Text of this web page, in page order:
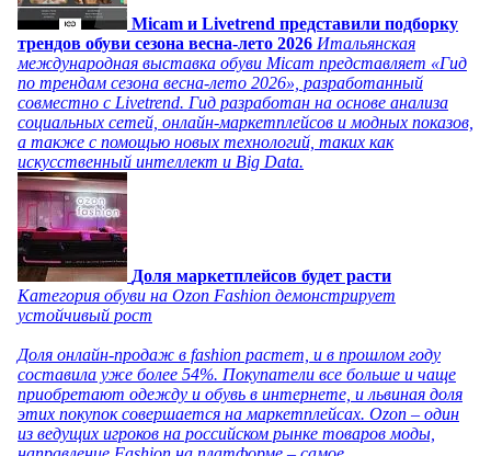
Micam и Livetrend представили подборку
трендов обуви сезона весна-лето 2026 Итальянская
международная выставка обуви Micam представляет «Гид
по трендам сезона весна-лето 2026», разработанный
совместно с Livetrend. Гид разработан на основе анализа
социальных сетей, онлайн-маркетплейсов и модных показов,
а также с помощью новых технологий, таких как
искусственный интеллект и Big Data.
Доля маркетплейсов будет расти
Категория обуви на Ozon Fashion демонстрирует
устойчивый рост
Доля онлайн-продаж в fashion растет, и в прошлом году
составила уже более 54%. Покупатели все больше и чаще
приобретают одежду и обувь в интернете, и львиная доля
этих покупок совершается на маркетплейсах. Ozon – один
из ведущих игроков на российском рынке товаров моды,